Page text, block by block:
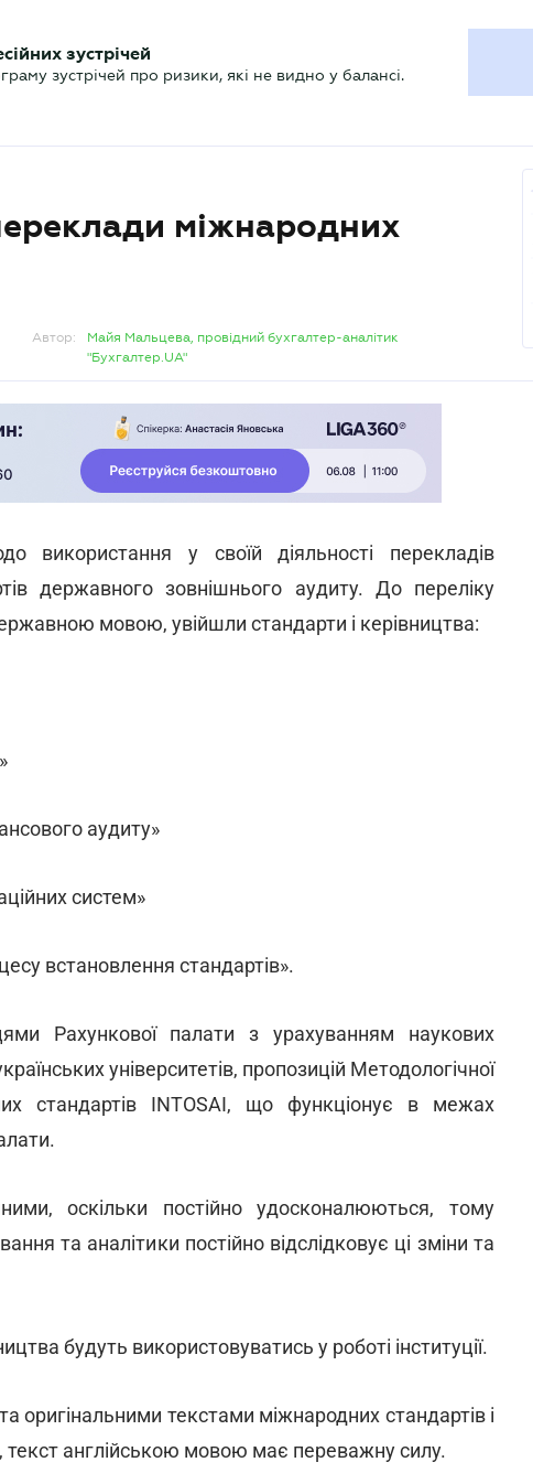
Актуально
зустрічей
зустрічей про ризики, які не видно у балансі.
міжнародних
Автор:
Майя Мальцева, провідний бухгалтер-аналітик
"Бухгалтер.UA"
використання у своїй діяльності перекладів
державного зовнішнього аудиту. До переліку
мовою, увійшли стандарти і керівництва:
аудиту»
систем»
встановлення стандартів».
Рахункової палати з урахуванням наукових
університетів, пропозицій Методологічної
стандартів INTOSAI, що функціонує в межах
оскільки постійно удосконалюються, тому
та аналітики постійно відслідковує ці зміни та
будуть використовуватись у роботі інституції.
оригінальними текстами міжнародних стандартів і
англійською мовою має переважну силу.